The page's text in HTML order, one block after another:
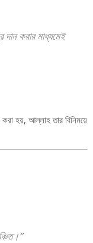
দান করার মাধ্যমেই
করা হয়, আল্লাহ তার বিনিময়ে